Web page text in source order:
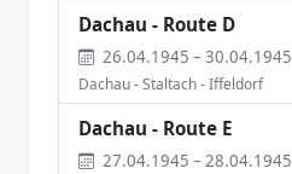
Dachau - Route D
26.04.1945 – 30.04.1945
Dachau - Staltach - Iffeldorf
Dachau - Route E
27.04.1945 – 28.04.1945